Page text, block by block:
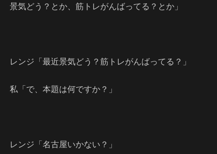
景気どう？とか、筋トレがんばってる？とか」
レンジ「最近景気どう？筋トレがんばってる？」
私「で、本題は何ですか？」
レンジ「名古屋いかない？」